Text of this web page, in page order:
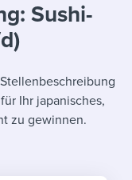
work
with others
templates
& events
stories
Sushi-
Ihr japanisches,
zu gewinnen.